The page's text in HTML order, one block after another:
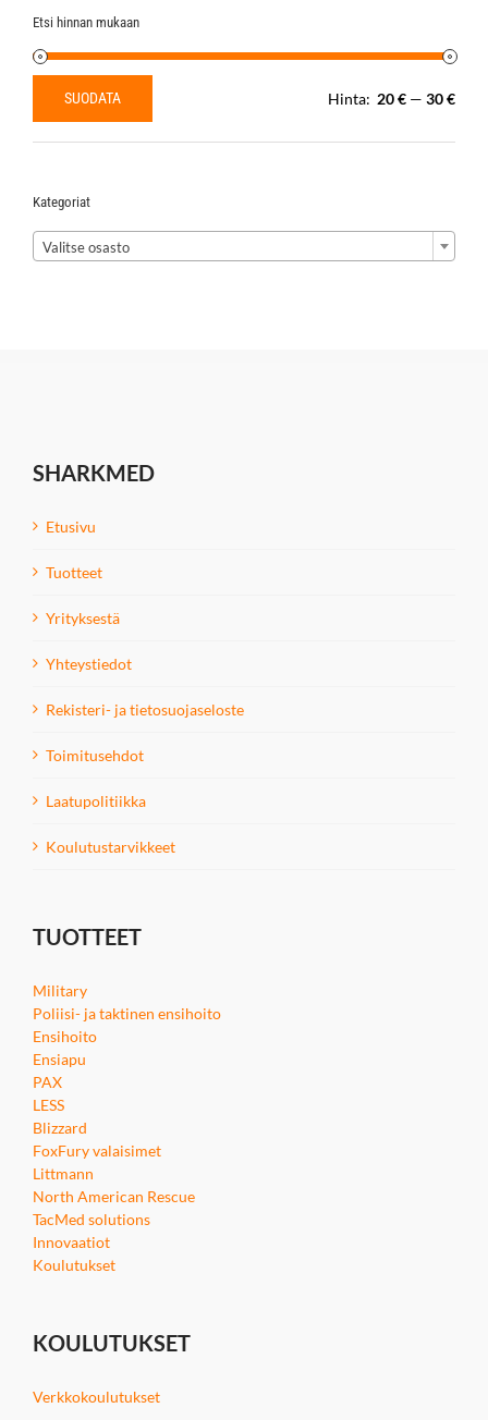
Etsi hinnan mukaan
Minimihinta
Maksimihinta
SUODATA Hinta: 20 € — 30 €
Kategoriat
Valitse osasto
SHARKMED
Etusivu
Tuotteet
Yrityksestä
Yhteystiedot
Rekisteri- ja tietosuojaseloste
Toimitusehdot
Laatupolitiikka
Koulutustarvikkeet
TUOTTEET
Military
Poliisi- ja taktinen ensihoito
Ensihoito
Ensiapu
PAX
LESS
Blizzard
FoxFury valaisimet
Littmann
North American Rescue
TacMed solutions
Innovaatiot
Koulutukset
KOULUTUKSET
Verkkokoulutukset